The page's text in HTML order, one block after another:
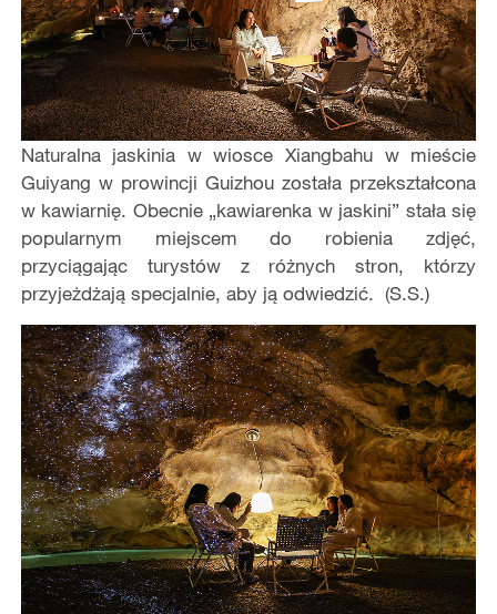
Naturalna jaskinia w wiosce Xiangbahu w mieście
Guiyang w prowincji Guizhou została przekształcona
w kawiarnię. Obecnie „kawiarenka w jaskini” stała się
popularnym miejscem do robienia zdjęć,
przyciągając turystów z różnych stron, którzy
przyjeżdżają specjalnie, aby ją odwiedzić. (S.S.)